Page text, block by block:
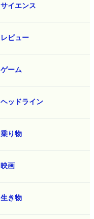
サイエンス
レビュー
ゲーム
ヘッドライン
乗り物
映画
生き物